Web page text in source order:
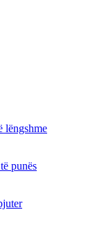
lëngshme
punës